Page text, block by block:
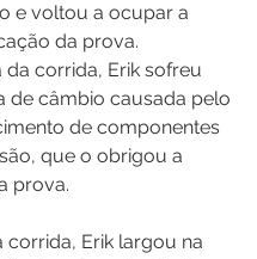
e voltou a ocupar a
da prova.
da corrida, Erik sofreu
de câmbio causada pelo
de componentes
que o obrigou a
prova.
corrida, Erik largou na